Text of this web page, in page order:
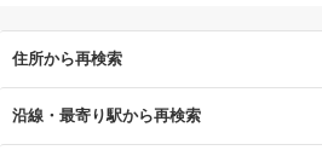
住所から再検索
沿線・最寄り駅から再検索